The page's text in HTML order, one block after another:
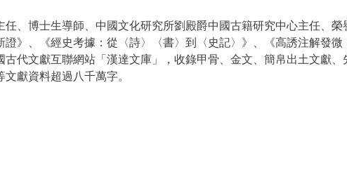
、博士生導師、中國文化研究所劉殿爵中國古籍研究中心主任、榮
》、《經史考據：從〈詩〉〈書〉到〈史記〉》、《高誘注解發
古代文獻互聯網站「漢達文庫」，收錄甲骨、金文、簡帛出土文獻
獻資料超過八千萬字。